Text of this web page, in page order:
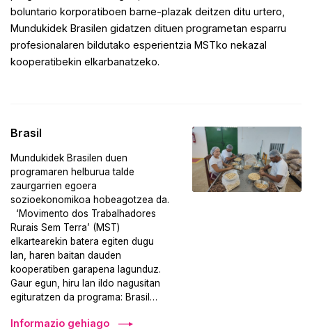
boluntario korporatiboen barne-plazak deitzen ditu urtero,
Mundukidek Brasilen gidatzen dituen programetan esparru
profesionalaren bildutako esperientzia MSTko nekazal
kooperatibekin elkarbanatzeko.
Brasil
Mundukidek Brasilen duen
programaren helburua talde
zaurgarrien egoera
sozioekonomikoa hobeagotzea da.
‘Movimento dos Trabalhadores
Rurais Sem Terra’ (MST)
elkartearekin batera egiten dugu
lan, haren baitan dauden
kooperatiben garapena lagunduz.
Gaur egun, hiru lan ildo nagusitan
egituratzen da programa: Brasil…
Informazio gehiago